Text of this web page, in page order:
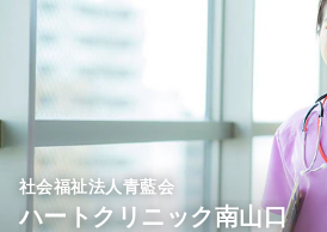
社会福祉法人青藍会
ハートクリニック南山口